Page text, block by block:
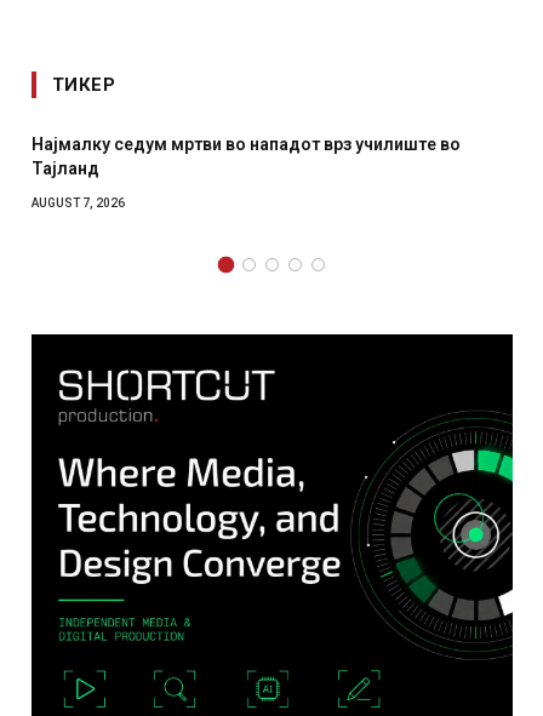
ТИКЕР
Најмалку седум мртви во нападот врз училиште во
Тајланд
AUGUST 7, 2026